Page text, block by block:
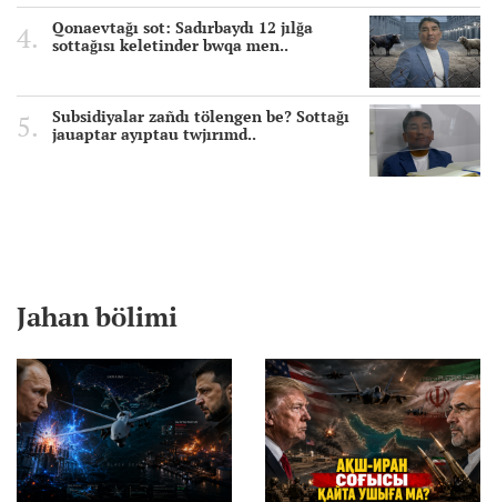
Qonaevtağı sot: Sadırbaydı 12 jılğa
sottağısı keletinder bwqa men..
Subsidiyalar zañdı tölengen be? Sottağı
jauaptar ayıptau twjırımd..
Jahan bölimi